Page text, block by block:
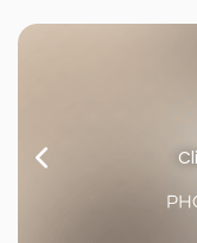
Rejoindre
Estimation
Avis